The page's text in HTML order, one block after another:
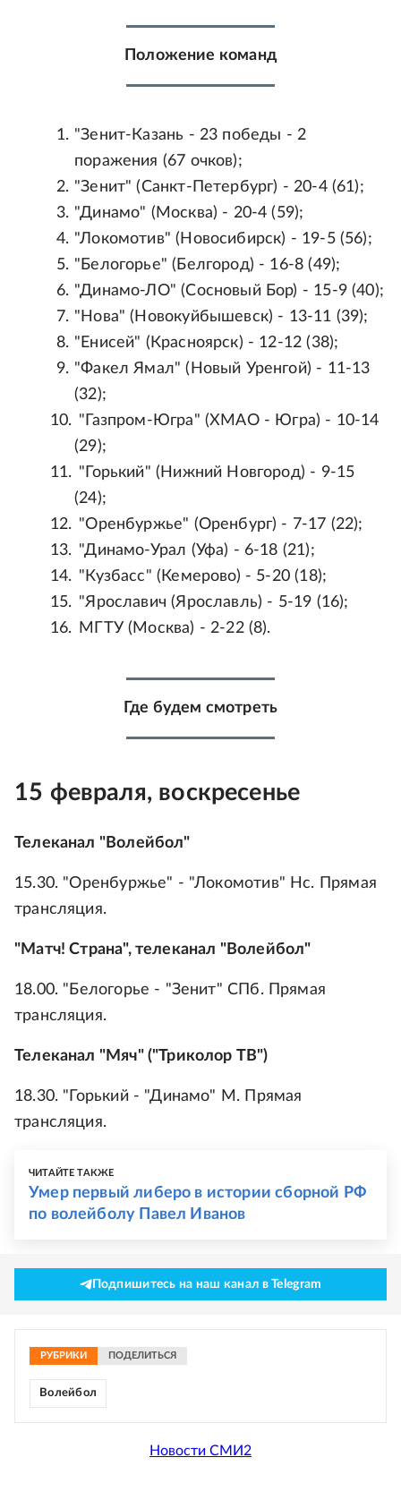
Положение команд
"Зенит-Казань - 23 победы - 2
поражения (67 очков);
"Зенит" (Санкт-Петербург) - 20-4 (61);
"Динамо" (Москва) - 20-4 (59);
"Локомотив" (Новосибирск) - 19-5 (56);
"Белогорье" (Белгород) - 16-8 (49);
"Динамо-ЛО" (Сосновый Бор) - 15-9 (40);
"Нова" (Новокуйбышевск) - 13-11 (39);
"Енисей" (Красноярск) - 12-12 (38);
"Факел Ямал" (Новый Уренгой) - 11-13
(32);
"Газпром-Югра" (ХМАО - Югра) - 10-14
(29);
"Горький" (Нижний Новгород) - 9-15
(24);
"Оренбуржье" (Оренбург) - 7-17 (22);
"Динамо-Урал (Уфа) - 6-18 (21);
"Кузбасс" (Кемерово) - 5-20 (18);
"Ярославич (Ярославль) - 5-19 (16);
МГТУ (Москва) - 2-22 (8).
Где будем смотреть
15 февраля, воскресенье
Телеканал "Волейбол"
15.30. "Оренбуржье" - "Локомотив" Нс. Прямая
трансляция.
"Матч! Страна", телеканал "Волейбол"
18.00. "Белогорье - "Зенит" СПб. Прямая
трансляция.
Телеканал "Мяч" ("Триколор ТВ")
18.30. "Горький - "Динамо" М. Прямая
трансляция.
ЧИТАЙТЕ ТАКЖЕ
Умер первый либеро в истории сборной РФ
по волейболу Павел Иванов
Подпишитесь на наш канал в Telegram
РУБРИКИ ПОДЕЛИТЬСЯ
Волейбол
Новости СМИ2